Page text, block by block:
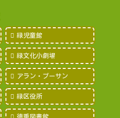
緑児童館
緑文化小劇場
アラン・プーサン
緑区役所
徳重図書館